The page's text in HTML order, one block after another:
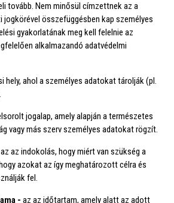
tovább. Nem minősül címzettnek az a
jogkörével összefüggésben kap személyes
gyakorlatának meg kell felelnie az
alkalmazandó adatvédelmi
hely, ahol a személyes adatokat tárolják (pl.
jogalap, amely alapján a természetes
vagy más szerv személyes adatokat rögzít.
az az indokolás, hogy miért van szükség a
azokat az így meghatározott célra és
fel.
- az az időtartam, amely alatt az adott